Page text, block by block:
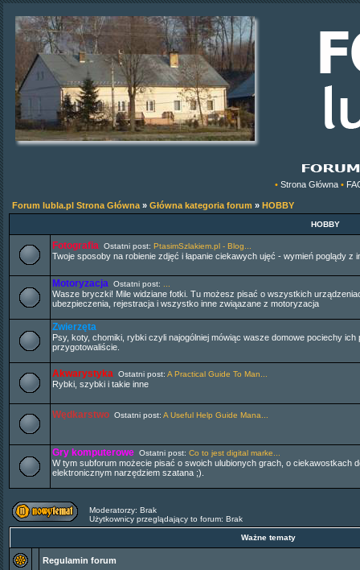
• Strona Główna •
Forum lubla.pl Strona Główna » Główna kategoria forum » HOBBY
HOBBY
Fotografia Ostatni post: PtasimSzlakiem.pl - Blog...
Twoje sposoby na robienie zdjęć i łapanie ciekawych ujęć - wymień poglądy z
Motoryzacja Ostatni post:
Wasze bryczki! Mile widziane fotki. Tu możesz pisać o wszystkich
ubezpieczenia, rejestracja i wszystko inne zwiąazane z motoryzacja
Zwierzęta
Psy, koty, chomiki, rybki czyli najogólniej mówiąc wasze domowe pociechy
przygotowaliście.
Akwarystyka Ostatni post: A Practical Guide To Man...
Rybki, szybki i takie inne
Wędkarstwo Ostatni post: A Useful Help Guide Mana...
Gry komputerowe Ostatni post: Co to jest digital marke...
W tym subforum możecie pisać o swoich ulubionych grach, o
elektronicznym narzędziem szatana ;).
Moderatorzy: Brak
Użytkownicy przeglądający to forum: Brak
Ważne tematy
Regulamin forum